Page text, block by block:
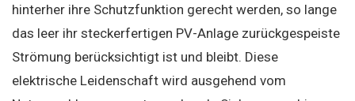
hinterher ihre Schutzfunktion gerecht werden, so lange
das leer ihr steckerfertigen PV-Anlage zurückgespeiste
Strömung berücksichtigt ist und bleibt. Diese
elektrische Leidenschaft wird ausgehend vom